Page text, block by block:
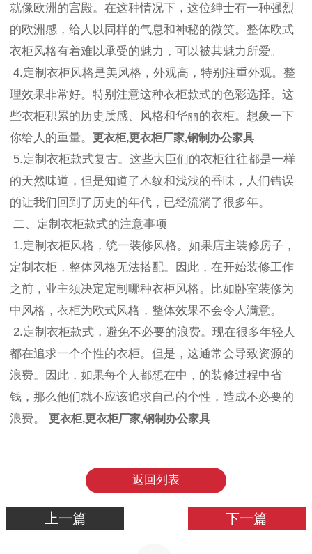
就像欧洲的宫殿。在这种情况下，这位绅士有一种强烈
的欧洲感，给人以同样的气息和神秘的微笑。整体欧式
衣柜风格有着难以承受的魅力，可以被其魅力所爱。
4.定制衣柜风格是美风格，外观高，特别注重外观。整
理效果非常好。特别注意这种衣柜款式的色彩选择。这
些衣柜积累的历史质感、风格和华丽的衣柜。想象一下
你给人的重量。 更衣柜,更衣柜厂家,钢制办公家具
5.定制衣柜款式复古。这些大臣们的衣柜往往都是一样
的天然味道，但是知道了木纹和浅浅的香味，人们错误
的让我们回到了历史的年代，已经流淌了很多年。
二、定制衣柜款式的注意事项
1.定制衣柜风格，统一装修风格。如果店主装修房子，
定制衣柜，整体风格无法搭配。因此，在开始装修工作
之前，业主须决定定制哪种衣柜风格。比如卧室装修为
中风格，衣柜为欧式风格，整体效果不会令人满意。
2.定制衣柜款式，避免不必要的浪费。现在很多年轻人
都在追求一个个性的衣柜。但是，这通常会导致资源的
浪费。因此，如果每个人都想在中，的装修过程中省
钱，那么他们就不应该追求自己的个性，造成不必要的
浪费。 更衣柜,更衣柜厂家,钢制办公家具
返回列表
上一篇 下一篇